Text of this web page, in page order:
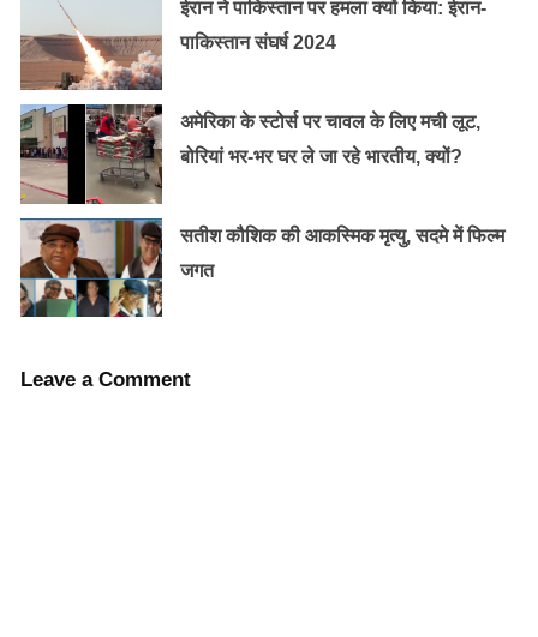
आपको व्हाट्ऐप के एक्सपोर्ट चैट पर क्लिक करना होगा।
इन फोन के लिए सपोर्ट होगा बंद
एंड्राइड वर्जन 2.3.7 और इससे पुराने ऑपरेटिंग सिस्टम
वाले स्मार्टफोन
iOS 8 और इससे पुराने ऑपरेटिंग सिस्टम
सभी Window आधारित स्मार्टफोन
ईरान ने पाकिस्तान पर हमला क्यों किया: ईरान-
पाकिस्तान संघर्ष 2024
अमेरिका के स्टोर्स पर चावल के लिए मची लूट,
बोरियां भर-भर घर ले जा रहे भारतीय, क्यों?
सतीश कौशिक की आकस्मिक मृत्यु, सदमे में फिल्म
जगत
Leave a Comment